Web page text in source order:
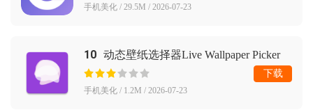
手机美化 / 29.5M / 2026-07-23
10 动态壁纸选择器Live Wallpaper Picker
手机美化 / 1.2M / 2026-07-23
下载